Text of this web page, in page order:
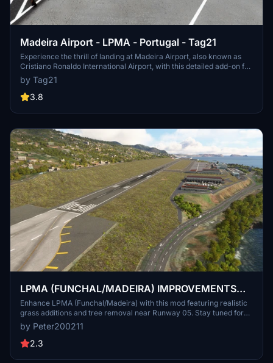
Madeira Airport - LPMA - Portugal - Tag21
Experience the thrill of landing at Madeira Airport, also known as
Cristiano Ronaldo International Airport, with this detailed add-on for
Microsoft Flight Simulator. This airport is famous for its challenging
runway and stunning location in the Portuguese archipelago of
Madeira. Version 2 includes various scenery enhancements,
by Tag21
3.8
LPMA (FUNCHAL/MADEIRA) IMPROVEMENTS
|LPMA-AMSIM|
Enhance LPMA (Funchal/Madeira) with this mod featuring realistic
grass additions and tree removal near Runway 05. Stay tuned for
future updates!
by Peter200211
2.3